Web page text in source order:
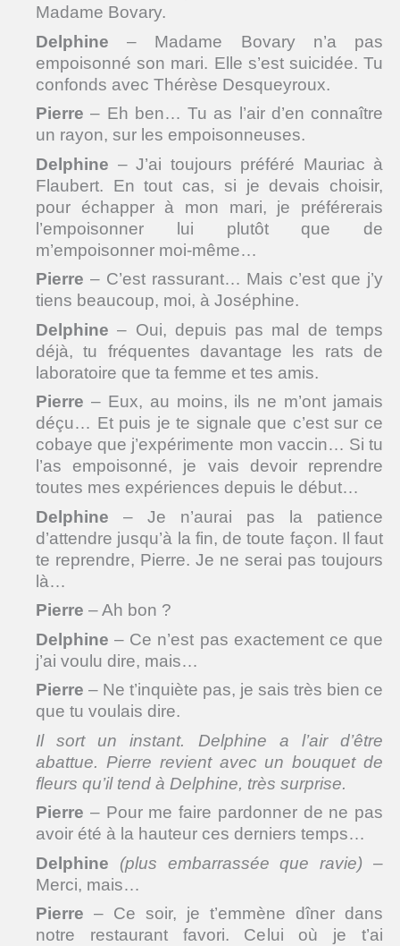
Madame Bovary.
Delphine – Madame Bovary n’a pas
empoisonné son mari. Elle s’est suicidée. Tu
confonds avec Thérèse Desqueyroux.
Pierre – Eh ben… Tu as l’air d’en connaître
un rayon, sur les empoisonneuses.
Delphine – J’ai toujours préféré Mauriac à
Flaubert. En tout cas, si je devais choisir,
pour échapper à mon mari, je préférerais
l’empoisonner lui plutôt que de
m’empoisonner moi-même…
Pierre – C’est rassurant… Mais c’est que j’y
tiens beaucoup, moi, à Joséphine.
Delphine – Oui, depuis pas mal de temps
déjà, tu fréquentes davantage les rats de
laboratoire que ta femme et tes amis.
Pierre – Eux, au moins, ils ne m’ont jamais
déçu… Et puis je te signale que c’est sur ce
cobaye que j’expérimente mon vaccin… Si tu
l’as empoisonné, je vais devoir reprendre
toutes mes expériences depuis le début…
Delphine – Je n’aurai pas la patience
d’attendre jusqu’à la fin, de toute façon. Il faut
te reprendre, Pierre. Je ne serai pas toujours
là…
Pierre – Ah bon ?
Delphine – Ce n’est pas exactement ce que
j’ai voulu dire, mais…
Pierre – Ne t’inquiète pas, je sais très bien ce
que tu voulais dire.
Il sort un instant. Delphine a l’air d’être
abattue. Pierre revient avec un bouquet de
fleurs qu’il tend à Delphine, très surprise.
Pierre – Pour me faire pardonner de ne pas
avoir été à la hauteur ces derniers temps…
Delphine
(plus embarrassée que ravie)–
Merci, mais…
Pierre – Ce soir, je t’emmène dîner dans
notre restaurant favori. Celui où je t’ai